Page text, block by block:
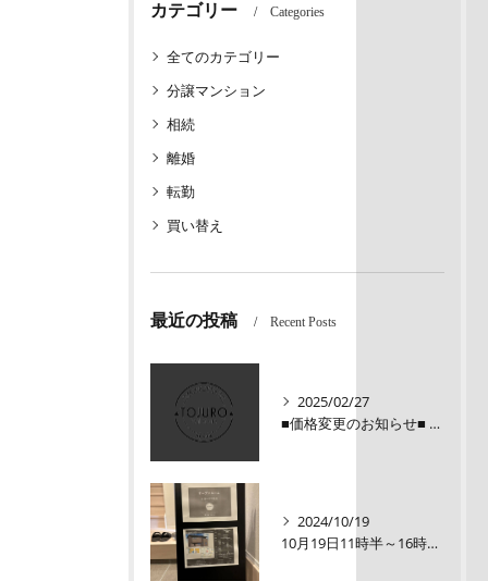
カテゴリー Categories
全てのカテゴリー
分譲マンション
相続
離婚
転勤
買い替え
最近の投稿 Recent Posts
2025/02/27
■価格変更のお知らせ■ メロディーハイム三条堺町2階
2024/10/19
10月19日11時半～16時00【オープンルーム】伏見区醍醐大構町新築戸建